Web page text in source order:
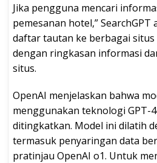
Jika pengguna mencari
pemesanan hotel,”
daftar tautan ke berbagai
dengan ringkasan informasi
situs.
OpenAI menjelaskan bahwa
menggunakan teknologi GPT-
ditingkatkan. Model ini dilatih
termasuk penyaringan data
pratinjau OpenAI o1. Untuk